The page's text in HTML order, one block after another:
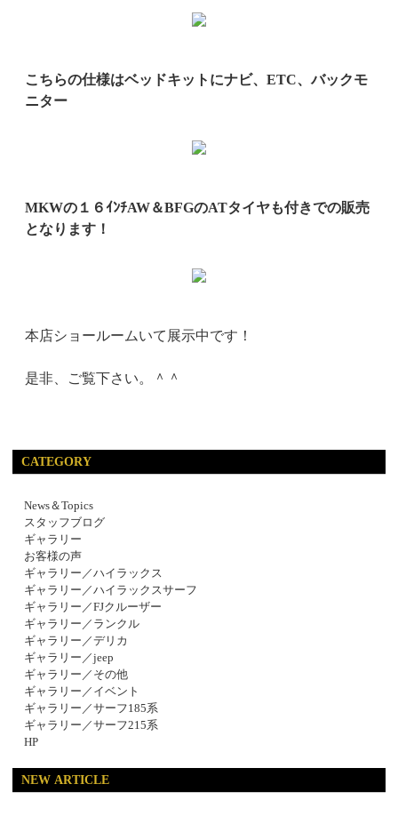
こちらの仕様はベッドキットにナビ、ETC、バックモ
ニター
MKWの１６ｲﾝﾁAW＆BFGのATタイヤも付きでの販売
となります！
本店ショールームいて展示中です！
是非、ご覧下さい。＾＾
CATEGORY
News＆Topics
スタッフブログ
ギャラリー
お客様の声
ギャラリー／ハイラックス
ギャラリー／ハイラックスサーフ
ギャラリー／FJクルーザー
ギャラリー／ランクル
ギャラリー／デリカ
ギャラリー／jeep
ギャラリー／その他
ギャラリー／イベント
ギャラリー／サーフ185系
ギャラリー／サーフ215系
HP
NEW ARTICLE